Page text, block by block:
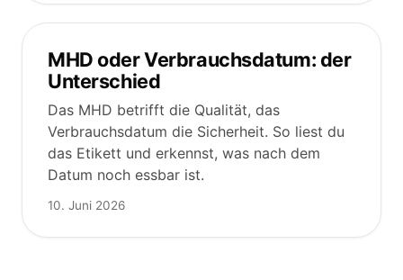
MHD oder Verbrauchsdatum: der
Unterschied
Das MHD betrifft die Qualität, das
Verbrauchsdatum die Sicherheit. So liest du
das Etikett und erkennst, was nach dem
Datum noch essbar ist.
10. Juni 2026